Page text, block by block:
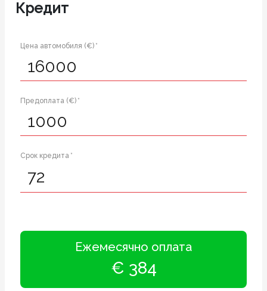
Кредит
Цена автомобиля (€) *
Предоплата (€) *
Срок кредита *
Ежемесячно оплата
€ 384